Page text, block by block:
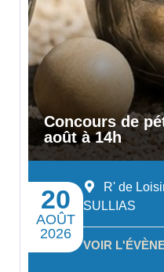
Concours de
août à 14h
20
AOÛT
2026
R' de
SULLIAS
VOIR